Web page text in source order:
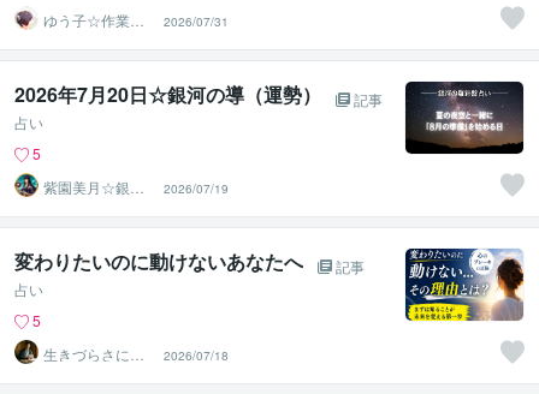
ゆう子☆作業療
法士＆ライフコ
ーチ
2026/07/31
2026年7月20日☆銀河の導（運勢）
記事
占い
5
紫園美月☆銀河
の羅針盤で導く
人生のナビ
2026/07/19
変わりたいのに動けないあなたへ
記事
占い
5
生きづらさに寄
り添う九星気学
鑑定士
2026/07/18